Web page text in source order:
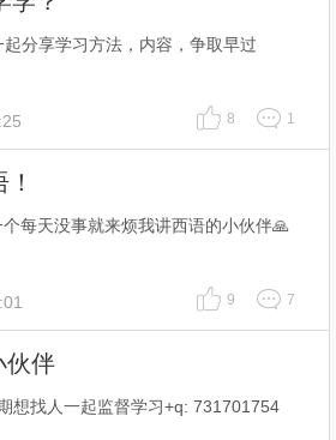
分享学习方法，内容，争取早过
8 1
每天没事就来烦我讲西语的小伙伴🙏
9 7
伙伴
想找人一起监督学习+q: 731701754